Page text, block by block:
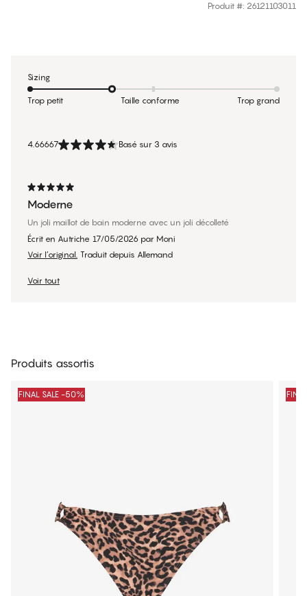
Produit #: 26121103011
4.66667 Basé sur 3 avis
Moderne
Un joli maillot de bain moderne avec un joli décolleté
Écrit en Autriche 17/05/2026 par Moni
Voir l’original. Traduit depuis Allemand
Voir tout
Sizing
Trop petit Taille conforme Trop grand
Produits assortis
FINAL SALE -50%